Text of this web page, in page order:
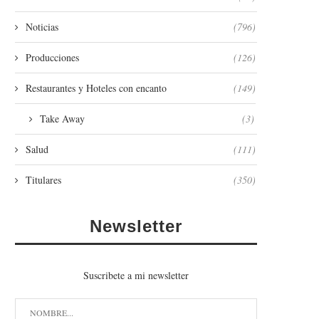
Noticias (796)
Producciones (126)
Restaurantes y Hoteles con encanto (149)
Take Away (3)
Salud (111)
Titulares (350)
Newsletter
Suscribete a mi newsletter